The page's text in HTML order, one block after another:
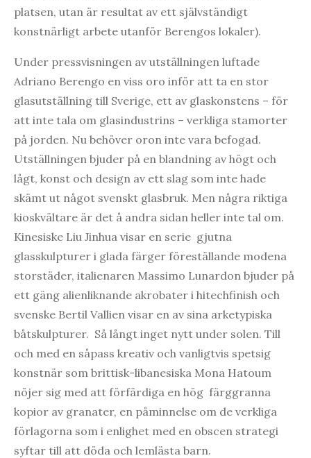
platsen, utan är resultat av ett självständigt
konstnärligt arbete utanför Berengos lokaler).
Under pressvisningen av utställningen luftade
Adriano Berengo en viss oro inför att ta en stor
glasutställning till Sverige, ett av glaskonstens – för
att inte tala om glasindustrins – verkliga stamorter
på jorden. Nu behöver oron inte vara befogad.
Utställningen bjuder på en blandning av högt och
lågt, konst och design av ett slag som inte hade
skämt ut något svenskt glasbruk. Men några riktiga
kioskvältare är det å andra sidan heller inte tal om.
Kinesiske Liu Jinhua visar en serie gjutna
glasskulpturer i glada färger föreställande modena
storstäder, italienaren Massimo Lunardon bjuder på
ett gäng alienliknande akrobater i hitechfinish och
svenske Bertil Vallien visar en av sina arketypiska
båtskulpturer. Så långt inget nytt under solen. Till
och med en såpass kreativ och vanligtvis spetsig
konstnär som brittisk-libanesiska Mona Hatoum
nöjer sig med att förfärdiga en hög färggranna
kopior av granater, en påminnelse om de verkliga
förlagorna som i enlighet med en obscen strategi
syftar till att döda och lemlästa barn.